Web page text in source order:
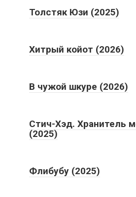
Толстяк Юзи (2025)
Хитрый койот (2026)
В чужой шкуре (2026)
Стич-Хэд. Хранитель
(2025)
Флибубу (2025)